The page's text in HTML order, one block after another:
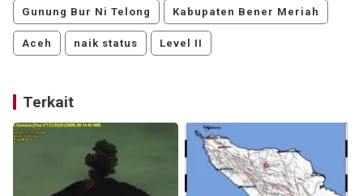
Gunung Bur Ni Telong Kabupaten Bener Meriah
Aceh naik status Level II
Terkait